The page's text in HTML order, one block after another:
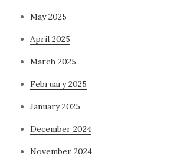
May 2025
April 2025
March 2025
February 2025
January 2025
December 2024
November 2024